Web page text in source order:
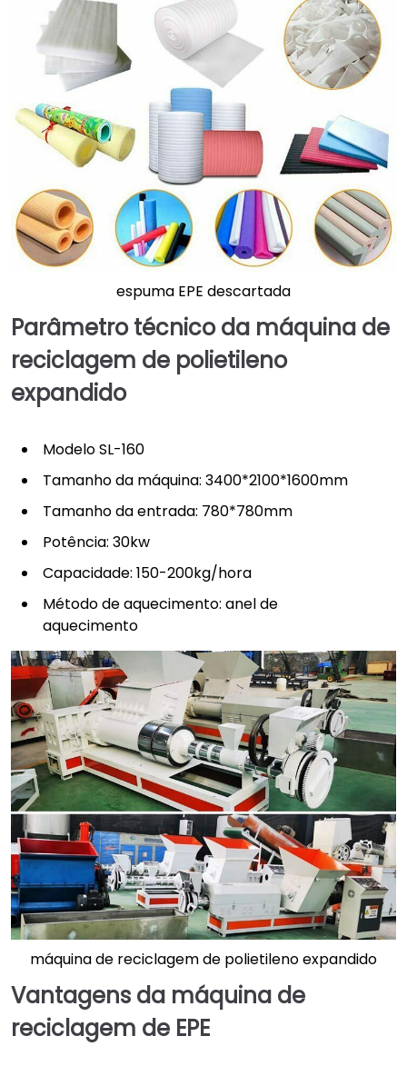
espuma EPE descartada
Parâmetro técnico da máquina de
reciclagem de polietileno
expandido
Modelo SL-160
Tamanho da máquina: 3400*2100*1600mm
Tamanho da entrada: 780*780mm
Potência: 30kw
Capacidade: 150-200kg/hora
Método de aquecimento: anel de
aquecimento
máquina de reciclagem de polietileno expandido
Vantagens da máquina de
reciclagem de EPE